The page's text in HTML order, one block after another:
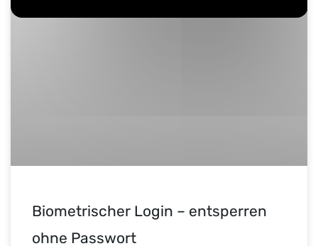
Biometrischer Login – entsperren
ohne Passwort